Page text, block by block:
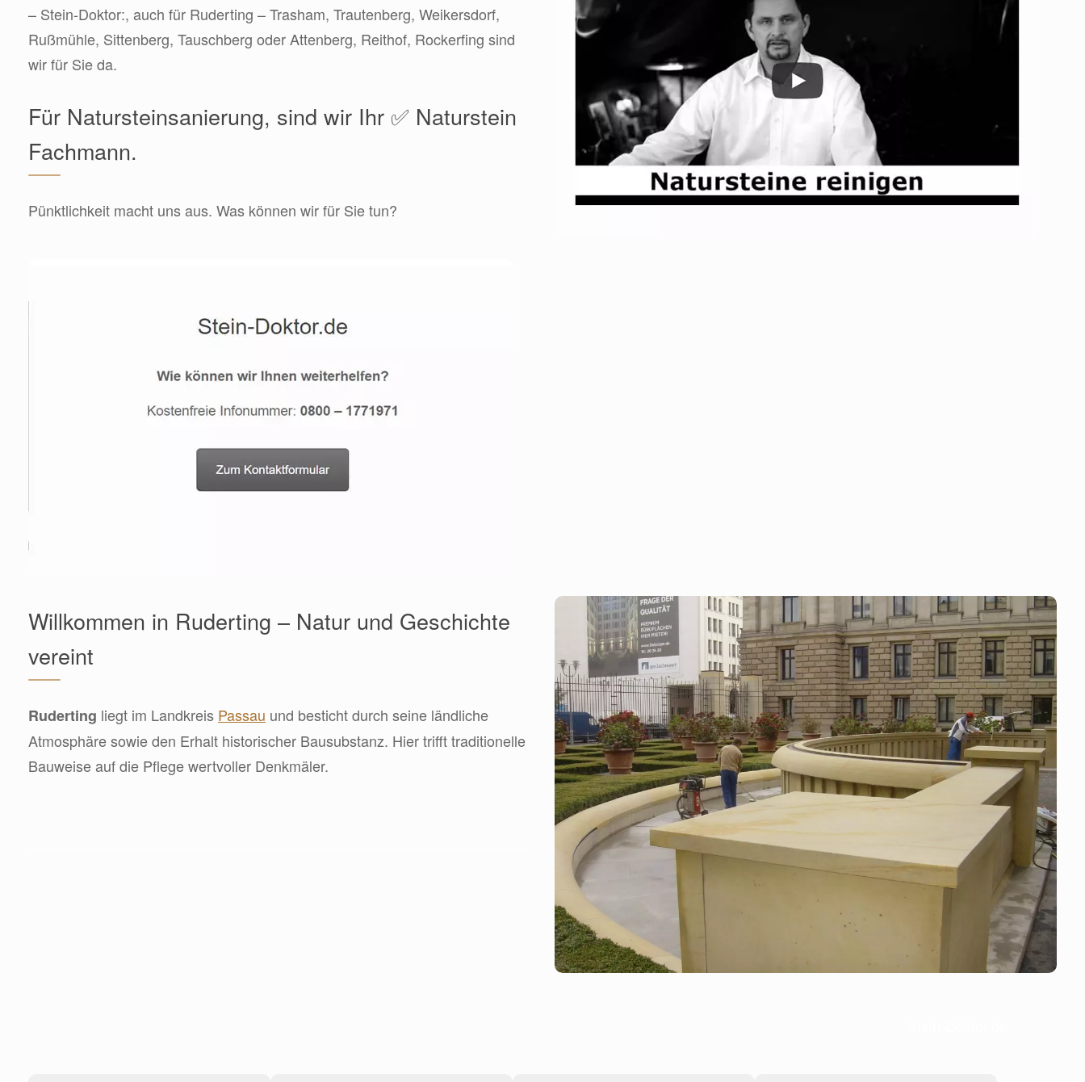
– Stein-Doktor:, auch für Ruderting – Trasham, Trautenberg, Weikersdorf,
Rußmühle, Sittenberg, Tauschberg oder Attenberg, Reithof, Rockerfing sind
wir für Sie da.
Für Natursteinsanierung, sind wir Ihr ✅ Naturstein
Fachmann.
Pünktlichkeit macht uns aus. Was können wir für Sie tun?
Willkommen in Ruderting – Natur und Geschichte
vereint
Ruderting liegt im Landkreis Passau und besticht durch seine ländliche
Atmosphäre sowie den Erhalt historischer Bausubstanz. Hier trifft traditionelle
Bauweise auf die Pflege wertvoller Denkmäler.